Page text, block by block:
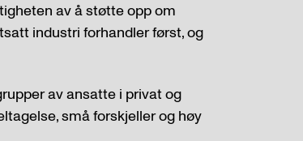
av å støtte opp om
industri forhandler først, og
av ansatte i privat og
små forskjeller og høy